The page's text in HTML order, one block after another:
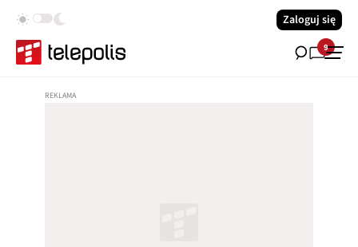
Zaloguj się
9